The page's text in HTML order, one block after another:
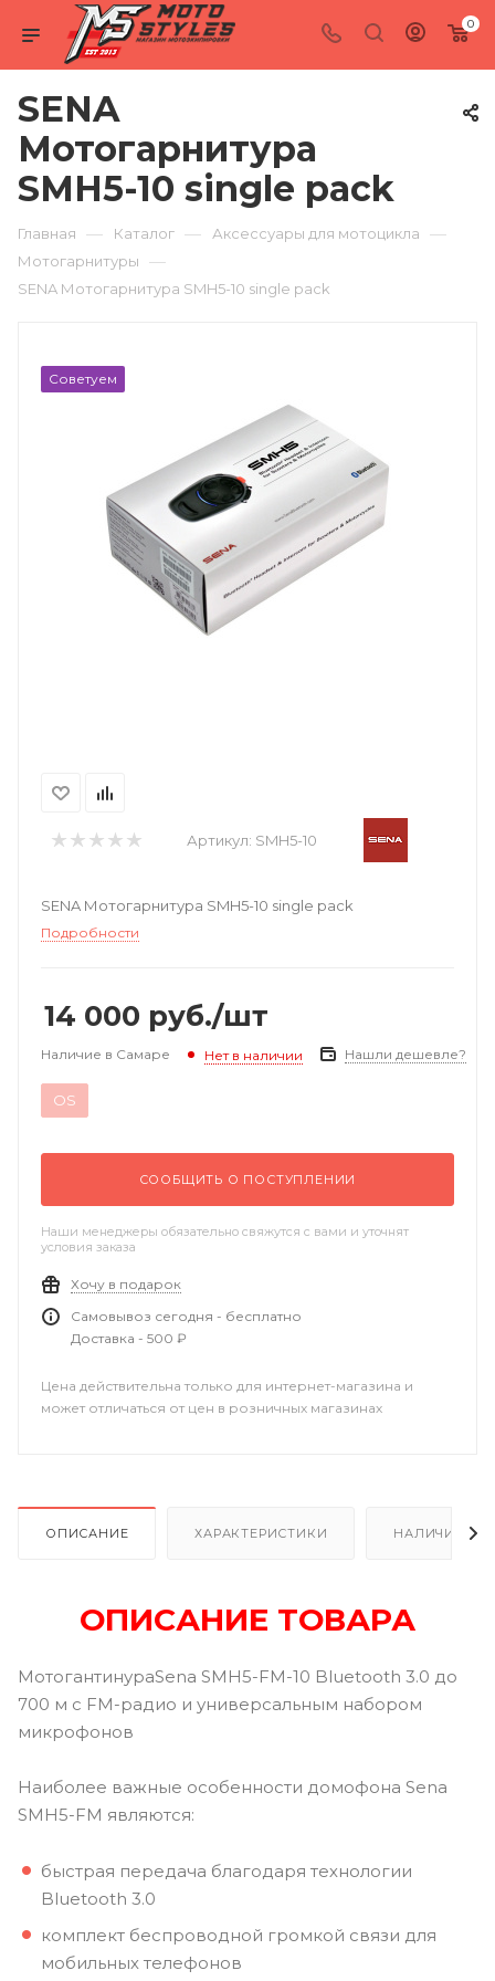
0
SENA
Мотогарнитура
SMH5-10 single pack
Главная — Каталог — Аксессуары для мотоцикла —
Мотогарнитуры —
SENA Мотогарнитура SMH5-10 single pack
Советуем
Артикул: SMH5-10
SENA Мотогарнитура SMH5-10 single pack
Подробности
14 000 руб./шт
Наличие в Самаре Нет в наличии Нашли дешевле?
OS
СООБЩИТЬ О ПОСТУПЛЕНИИ
Наши менеджеры обязательно свяжутся с вами и уточнят
условия заказа
Хочу в подарок
Самовывоз сегодня - бесплатно
Доставка - 500 ₽
Цена действительна только для интернет-магазина и
может отличаться от цен в розничных магазинах
ОПИСАНИЕ ХАРАКТЕРИСТИКИ НАЛИЧИЕ В
ОПИСАНИЕ ТОВАРА
МотогантинураSena SMH5-FM-10 Bluetooth 3.0 до
700 м с FM-радио и универсальным набором
микрофонов
Наиболее важные особенности домофона Sena
SMH5-FM являются:
быстрая передача благодаря технологии
Bluetooth 3.0
комплект беспроводной громкой связи для
мобильных телефонов